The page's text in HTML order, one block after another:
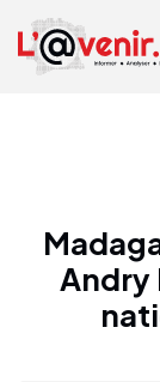
Andry